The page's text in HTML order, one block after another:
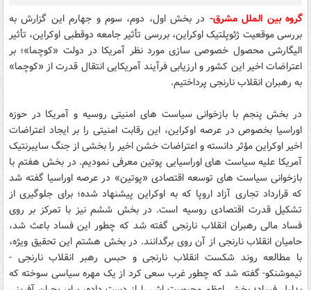
گروه بین الملل مشرق- در بخش اول، دوم، سوم و جهارم اين گزارش به
بررسی موقعیت ژئوپلتیک اوکراین، بررسی تأثیر جامعه دوقطبی اوکراین، تأثیر
الیگارشی محصول خصوصی سازی مورد نظر آمریکا در دولت «کوچما»؛ بر
اعتراضات اخیر این کشور و ارزیابی فرآیند آمریکایی انتقال قدرت از «کوچما»
به رهبران انقلاب نارنجی پرداختيم.
در بخش پنجم با بازخوانی سیاست های امنیتی روسیه و آمریکا در حوزه
اوراسیا بخصوص در عرصه اوکراین، این رقابت امنیتی را بر ایجاد اعتراضات
اخیر اوکراین مؤثر دانسته و اعتراضات خشن اخیر را بخشی از جنگ سایبرنتیک
آمریکا علیه سیاست های اوراسیایی پوتین معرفی نمودیم. در بخش هفتم با
بازخوانی سیاست های توسعه اقتصادی «پوتین» در عرصه اوراسیا گفته شد
که قرارداد تجاری آزاد اروپا که به اوکراین پیشنهاد شده؛ برای جلوگیری از
تشکیل قدرت اقتصادی روسیه است. در بخش ششم نیز با تمرکز بر روی
فساد مالی رهبران انقلاب نارنجی گفته شد که چطور این فساد باعث شد،
حامیان انقلاب نارنجی از آن روی برگدانند. در بخش هشتم این تحقیق ویژه،
با مطالعه روند شکست انقلاب نارنجی و حبس رهبر انقلاب نارنجی -
تیموشنکو- گفته شد که چطور غرب سعی کرد از یک مهره سیاسی سوخته که